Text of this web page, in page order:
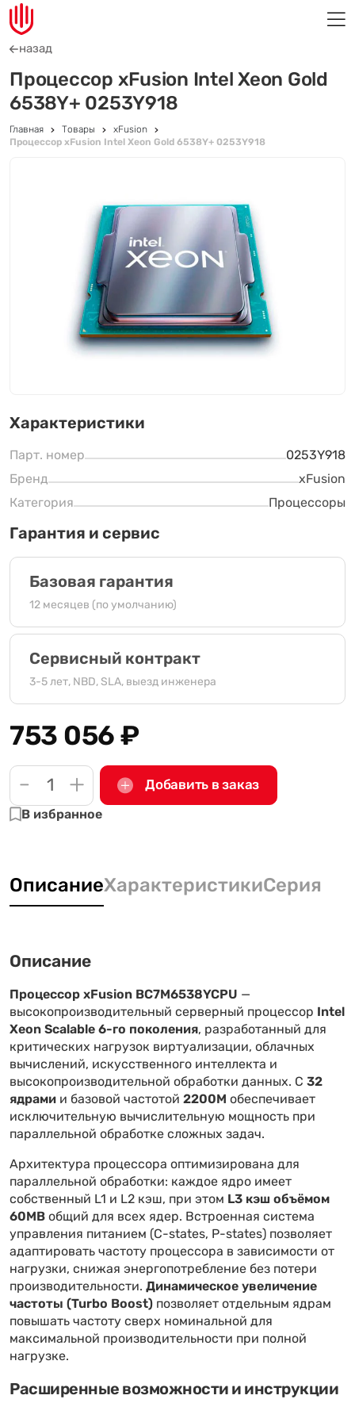
назад
Процессор xFusion Intel Xeon Gold
6538Y+ 0253Y918
Главная Товары
xFusion
Процессор xFusion Intel Xeon Gold 6538Y+ 0253Y918
Характеристики
Парт. номер
0253Y918
Бренд
xFusion
Категория
Процессоры
Гарантия и сервис
Базовая гарантия
12 месяцев (по умолчанию)
Сервисный контракт
3-5 лет, NBD, SLA, выезд инженера
753 056₽
- + Добавить в заказ
В избранное
ОписаниеХарактеристикиСерия
Описание
Процессор xFusion BC7M6538YCPU —
высокопроизводительный серверный процессор Intel
Xeon Scalable 6-го поколения, разработанный для
критических нагрузок виртуализации, облачных
вычислений, искусственного интеллекта и
высокопроизводительной обработки данных. С 32
ядрами и базовой частотой 2200M обеспечивает
исключительную вычислительную мощность при
параллельной обработке сложных задач.
Архитектура процессора оптимизирована для
параллельной обработки: каждое ядро имеет
собственный L1 и L2 кэш, при этом L3 кэш объёмом
60MBобщий для всех ядер. Встроенная система
управления питанием (C-states, P-states) позволяет
адаптировать частоту процессора в зависимости от
нагрузки, снижая энергопотребление без потери
производительности. Динамическое увеличение
частоты (Turbo Boost) позволяет отдельным ядрам
повышать частоту сверх номинальной для
максимальной производительности при полной
нагрузке.
Расширенные возможности и инструкции